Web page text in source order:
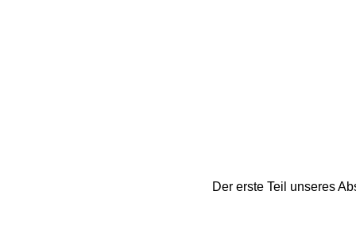
Der erste Teil unseres